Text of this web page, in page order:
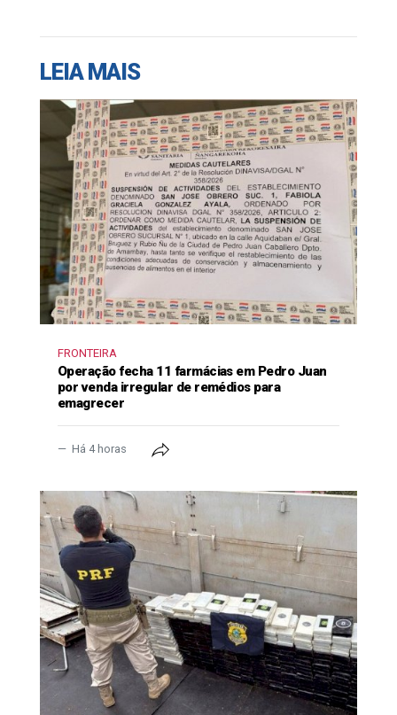
LEIA MAIS
FRONTEIRA
Operação fecha 11 farmácias em Pedro Juan
por venda irregular de remédios para
emagrecer
Há 4 horas